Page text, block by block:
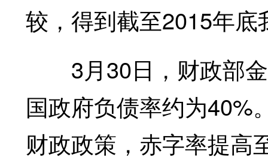
较，得到截至2015年
3月30日，财政部金
国政府负债率约为40%
财政政策，赤字率提高